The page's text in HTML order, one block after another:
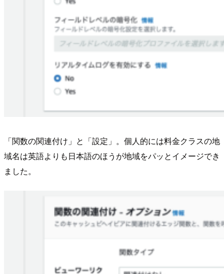
「関数の関連付け」と「設定」。個人的には料金クラスの地
域名は英語よりも日本語のほうが地域をパッとイメージでき
ました。